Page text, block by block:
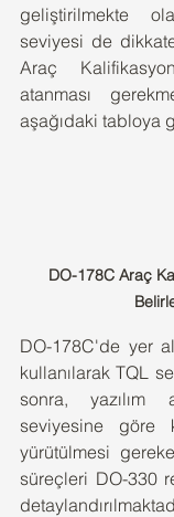
geliştirilmekte
seviyesi de
Araç
atanması
aşağıdaki tabloya
DO-178C Araç
DO-178C'de yer
kullanılarak TQL
sonra, yazılım
seviyesine göre
yürütülmesi
süreçleri DO-330